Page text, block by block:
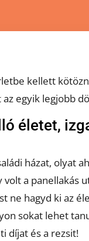
kellett
egyik legjobb
életet,
házat, olyat
a panellakás
ne hagyd ki az
sokat lehet
díjat és a rezsit!